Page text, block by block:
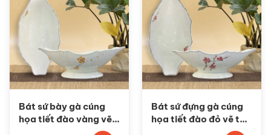
Bát sứ bày gà cúng
họa tiết đào vàng vẽ
Bát sứ đựng gà cúng
họa tiết đào đỏ vẽ tay